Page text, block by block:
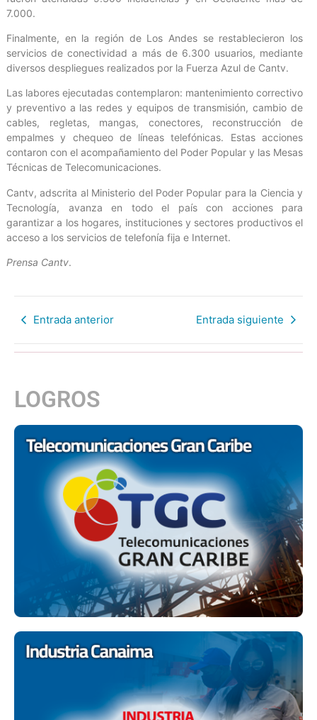
7.000.
Finalmente, en la región de Los Andes se restablecieron los
servicios de conectividad a más de 6.300 usuarios, mediante
diversos despliegues realizados por la Fuerza Azul de Cantv.
Las labores ejecutadas contemplaron: mantenimiento correctivo
y preventivo a las redes y equipos de transmisión, cambio de
cables, regletas, mangas, conectores, reconstrucción de
empalmes y chequeo de líneas telefónicas. Estas acciones
contaron con el acompañamiento del Poder Popular y las Mesas
Técnicas de Telecomunicaciones.
Cantv, adscrita al Ministerio del Poder Popular para la Ciencia y
Tecnología, avanza en todo el país con acciones para
garantizar a los hogares, instituciones y sectores productivos el
acceso a los servicios de telefonía fija e Internet.
Prensa Cantv.
Entrada anterior Entrada siguiente
LOGROS